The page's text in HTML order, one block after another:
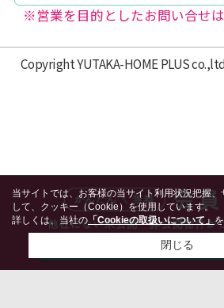
※営業を目的としたお問い合せ
Copyright YUTAKA-HOME PLUS
当サイトでは、お客様の当サイト利用状況把握、
して、クッキー（Cookie）を使用しています。
詳しくは、当社の「Cookieの取扱いについて」
閉じる